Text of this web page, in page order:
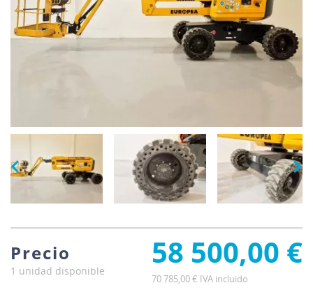
Precio
1 unidad disponible 58 500,00 €
70 785,00 € IVA incluido